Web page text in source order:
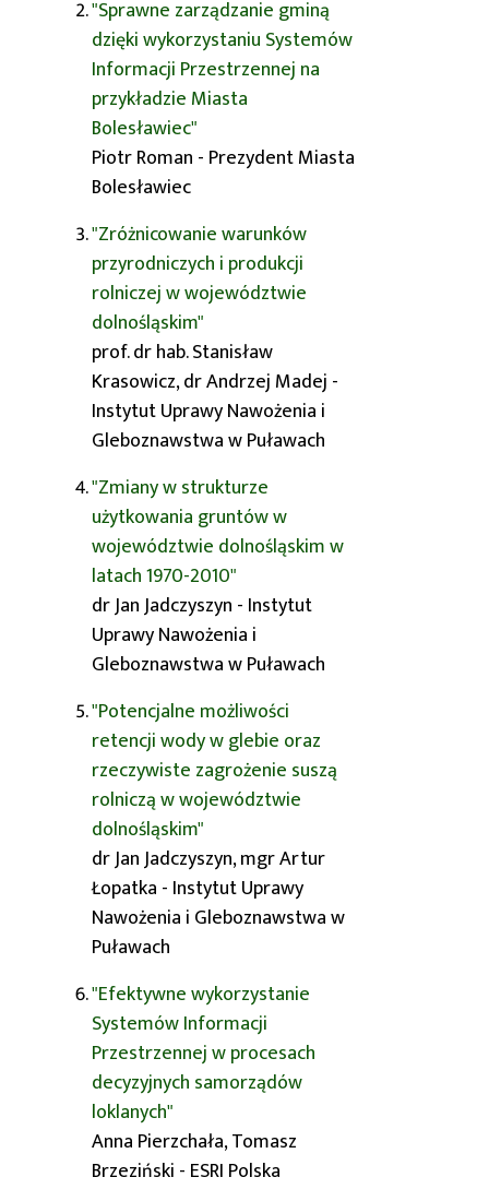
"Sprawne zarządzanie gminą
dzięki wykorzystaniu Systemów
Informacji Przestrzennej na
przykładzie Miasta
Bolesławiec"
Piotr Roman - Prezydent Miasta
Bolesławiec
"Zróżnicowanie warunków
przyrodniczych i produkcji
rolniczej w województwie
dolnośląskim"
prof. dr hab. Stanisław
Krasowicz, dr Andrzej Madej -
Instytut Uprawy Nawożenia i
Gleboznawstwa w Puławach
"Zmiany w strukturze
użytkowania gruntów w
województwie dolnośląskim w
latach 1970-2010"
dr Jan Jadczyszyn - Instytut
Uprawy Nawożenia i
Gleboznawstwa w Puławach
"Potencjalne możliwości
retencji wody w glebie oraz
rzeczywiste zagrożenie suszą
rolniczą w województwie
dolnośląskim"
dr Jan Jadczyszyn, mgr Artur
Łopatka - Instytut Uprawy
Nawożenia i Gleboznawstwa w
Puławach
"Efektywne wykorzystanie
Systemów Informacji
Przestrzennej w procesach
decyzyjnych samorządów
loklanych"
Anna Pierzchała, Tomasz
Brzeziński - ESRI Polska